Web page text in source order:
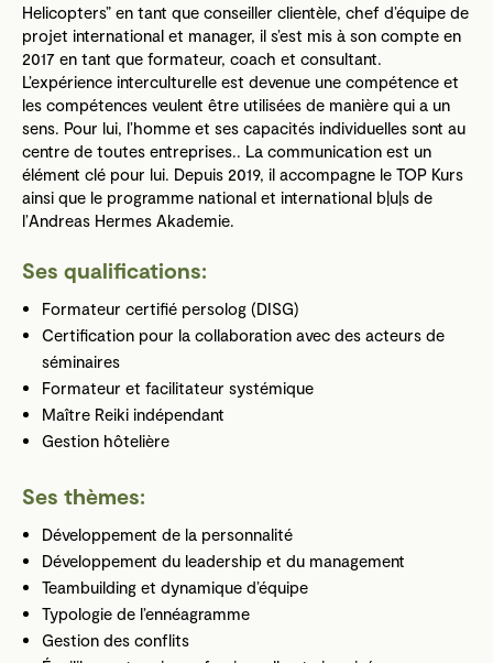
Helicopters” en tant que conseiller clientèle, chef d’équipe de
projet international et manager, il s’est mis à son compte en
2017 en tant que formateur, coach et consultant.
L’expérience interculturelle est devenue une compétence et
les compétences veulent être utilisées de manière qui a un
sens. Pour lui, l’homme et ses capacités individuelles sont au
centre de toutes entreprises.. La communication est un
élément clé pour lui. Depuis 2019, il accompagne le TOP Kurs
ainsi que le programme national et international b|u|s de
l’Andreas Hermes Akademie.
Ses qualifications:
Formateur certifié persolog (DISG)
Certification pour la collaboration avec des acteurs de
séminaires
Formateur et facilitateur systémique
Maître Reiki indépendant
Gestion hôtelière
Ses thèmes:
Développement de la personnalité
Développement du leadership et du management
Teambuilding et dynamique d’équipe
Typologie de l’ennéagramme
Gestion des conflits